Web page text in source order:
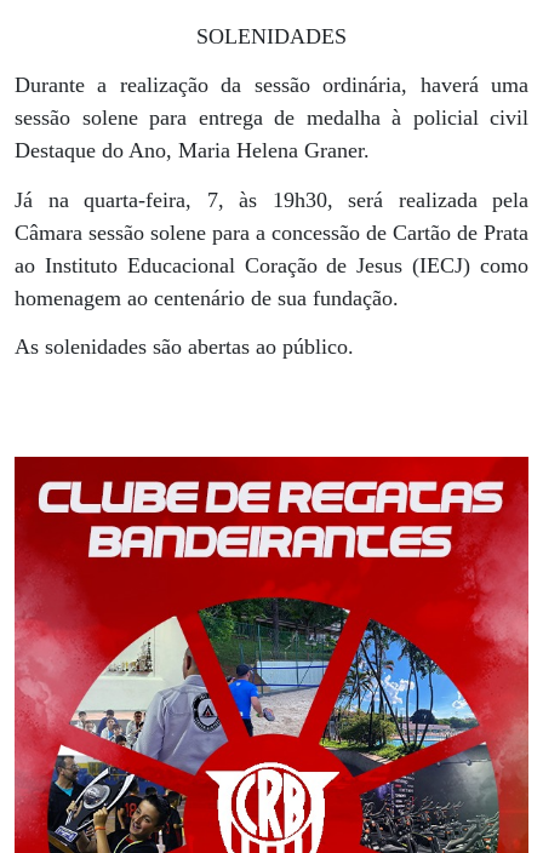
SOLENIDADES
Durante a realização da sessão ordinária, haverá uma
sessão solene para entrega de medalha à policial civil
Destaque do Ano, Maria Helena Graner.
Já na quarta-feira, 7, às 19h30, será realizada pela
Câmara sessão solene para a concessão de Cartão de Prata
ao Instituto Educacional Coração de Jesus (IECJ) como
homenagem ao centenário de sua fundação.
As solenidades são abertas ao público.